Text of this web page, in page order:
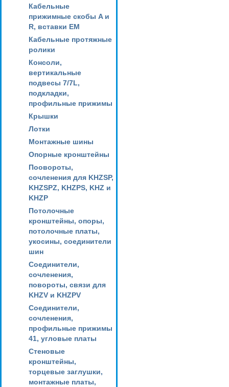
Кабельные
прижимные скобы A и
R, вставки EM
Кабельные протяжные
ролики
Консоли,
вертикальные
подвесы 7/7L,
подкладки,
профильные прижимы
Крышки
Лотки
Монтажные шины
Опорные кронштейны
Поовороты,
сочленения для KHZSP,
KHZSPZ, KHZPS, KHZ и
KHZP
Потолочные
кронштейны, опоры,
потолочные платы,
укосины, соединители
шин
Соединители,
сочленения,
повороты, связи для
KHZV и KHZPV
Соединители,
сочленения,
профильные прижимы
41, угловые платы
Стеновые
кронштейны,
торцевые заглушки,
монтажные платы,